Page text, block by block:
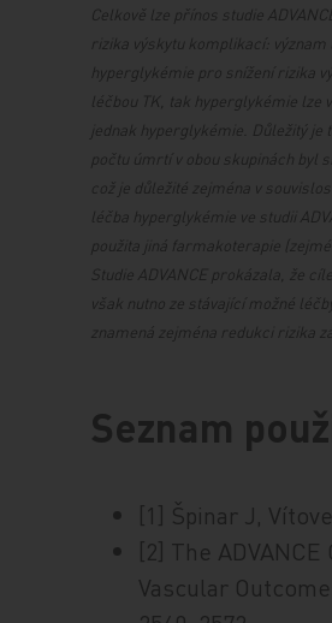
Celkově lze přínos studie
rizika výskytu komplikací:
hyperglykémie pro snížení rizika
léčbou TK, tak hyperglykémie lze
jednak hyperglykémie. Důležitý
počtu úmrtí v obou skupinách byl
což je důležité zejména v
léčba hyperglykémie ve studii
použita jiná farmakoterapie
Studie ADVANCE prokázala, že
však nutno ze stávající možné
znamená zejména redukci rizika
Seznam
[1] Špinar J,
[2] The
Vascular